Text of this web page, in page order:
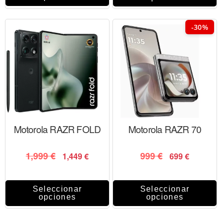
Motorola RAZR FOLD
1,999€ 1,449€
Seleccionar
opciones
-30%
Motorola RAZR 70
999€ 699€
Seleccionar
opciones